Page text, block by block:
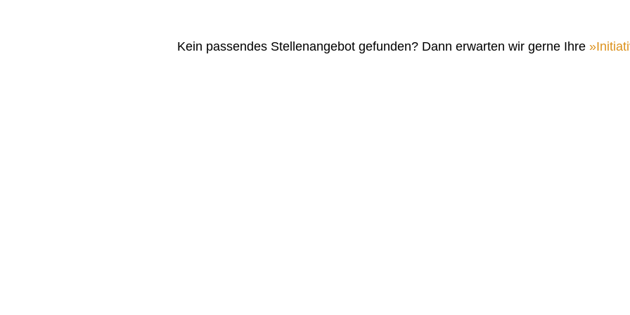
Kein passendes Stellenangebot gefunden? Dann erwarten wir gerne Ihre